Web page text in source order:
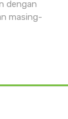
dengan
masing-